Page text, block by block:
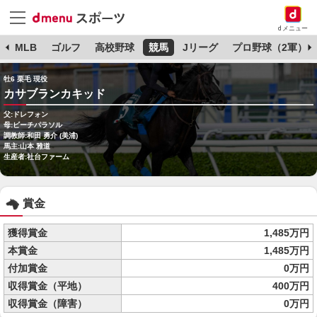
dメニュー
MLB ゴルフ 高校野球 競馬 Jリーグ プロ野球（2軍）
牡6 栗毛 現役
カサブランカキッド
父:ドレフォン
母:ビーチパラソル
調教師:和田 勇介 (美浦)
馬主:山本 雅道
生産者:社台ファーム
賞金
獲得賞金
1,485万円
本賞金
1,485万円
付加賞金
0万円
収得賞金（平地）
400万円
収得賞金（障害）
0万円